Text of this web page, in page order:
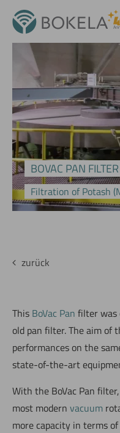
BOVAC PAN FILTER
Filtration of Potash
zurück
This BoVac Pan filter was
old pan filter. The aim of
performances on the
state-of-the-art
With the BoVac Pan
most modernvacuum
more capacity in terms